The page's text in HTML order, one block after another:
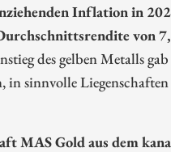
Inflation in
von
des gelben Metalls
sinnvolle
MAS Gold aus dem